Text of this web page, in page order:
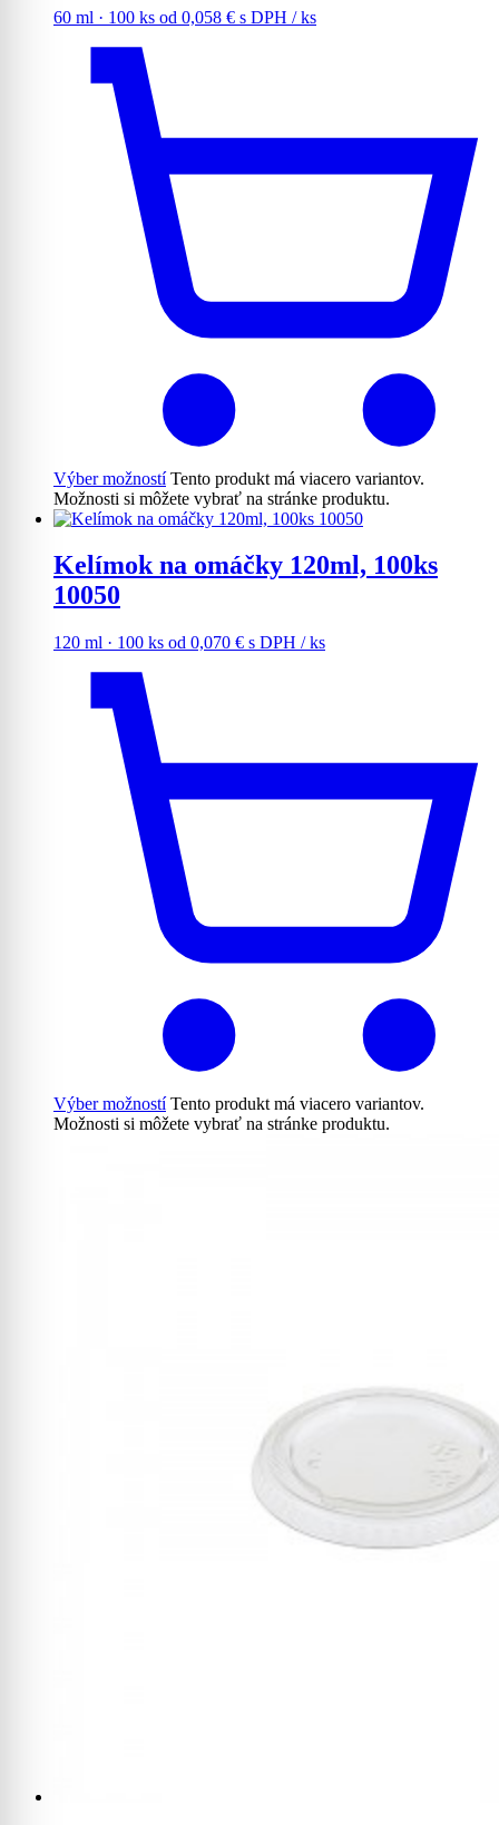
60 ml · 100 ks od 0,058 € s DPH / ks
Výber možností Tento produkt má viacero variantov.
Možnosti si môžete vybrať na stránke produktu.
Kelímok na omáčky 120ml, 100ks
10050
120 ml · 100 ks od 0,070 € s DPH / ks
Výber možností Tento produkt má viacero variantov.
Možnosti si môžete vybrať na stránke produktu.